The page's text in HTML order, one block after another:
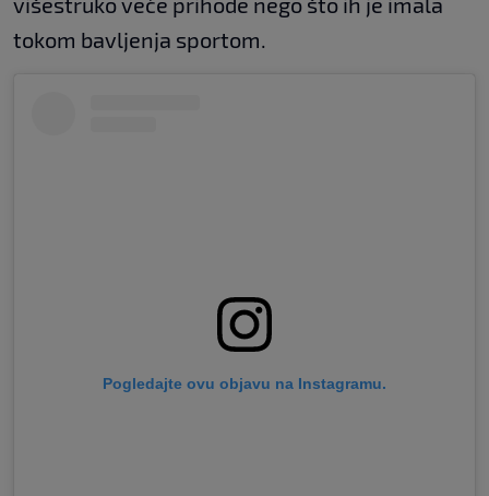
tokom bavljenja sportom.
Pogledajte ovu objavu na Instagramu.